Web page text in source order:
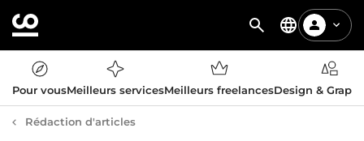
Pour vousMeilleurs servicesMeilleurs freelancesDesign &
Rédaction d'articles